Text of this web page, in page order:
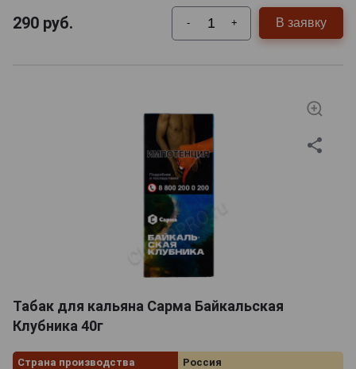
290 руб. - + В заявку
Табак для кальяна Сарма Байкальская
Клубника 40г
Страна производства
Россия